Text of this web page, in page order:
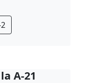
A-21